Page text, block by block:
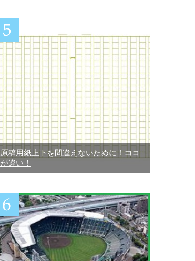
原稿用紙上下を間違えないために！ココ
が違い！